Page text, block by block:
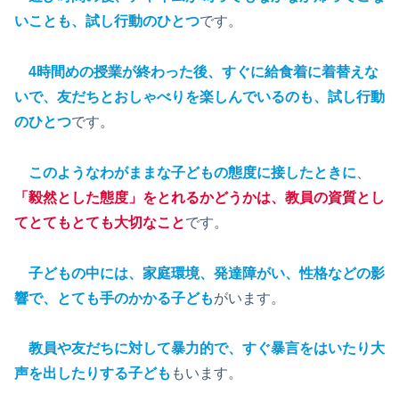
いことも、試し行動のひとつです。
4時間めの授業が終わった後、すぐに給食着に着替えな
いで、友だちとおしゃべりを楽しんでいるのも、試し行動
のひとつです。
このようなわがままな子どもの態度に接したときに
「毅然とした態度」をとれるかどうかは、教員の資質とし
てとてもとても大切なことです。
子どもの中には、家庭環境、発達障がい、性格などの影
響で、とても手のかかる子どもがいます。
教員や友だちに対して暴力的で、すぐ暴言をはいたり大
声を出したりする子ども もいます。